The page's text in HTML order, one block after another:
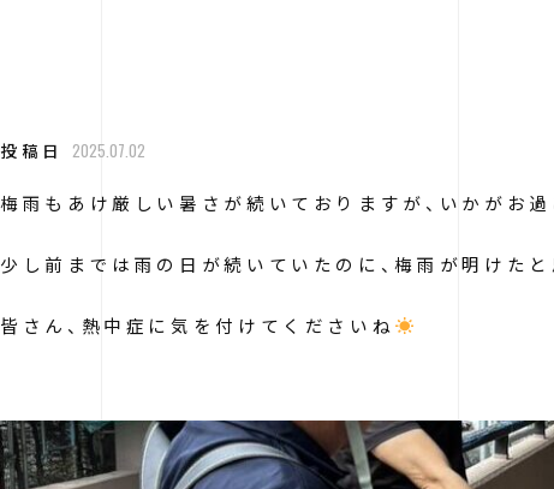
投稿日 2025.07.02
梅雨もあけ厳しい暑さが続いておりますが、いかがお過
少し前までは雨の日が続いていたのに、梅雨が明けた
皆さん、熱中症に気を付けてくださいね